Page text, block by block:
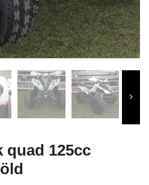
quad 125cc